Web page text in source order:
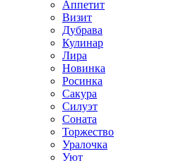
Аппетит
Визит
Дубрава
Кулинар
Лира
Новинка
Росинка
Сакура
Силуэт
Соната
Торжество
Уралочка
Уют